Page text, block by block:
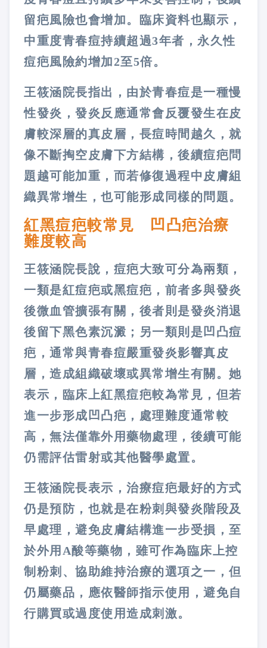
留疤風險也會增加。臨床資料也顯示，
中重度青春痘持續超過3年者，永久性
痘疤風險約增加2至5倍。
王筱涵院長指出，由於青春痘是一種慢
性發炎，發炎反應通常會反覆發生在皮
膚較深層的真皮層，長痘時間越久，就
像不斷掏空皮膚下方結構，後續痘疤問
題越可能加重，而若修復過程中皮膚組
織異常增生，也可能形成同樣的問題。
紅黑痘疤較常見 凹凸疤治療
難度較高
王筱涵院長說，痘疤大致可分為兩類，
一類是紅痘疤或黑痘疤，前者多與發炎
後微血管擴張有關，後者則是發炎消退
後留下黑色素沉澱；另一類則是凹凸痘
疤，通常與青春痘嚴重發炎影響真皮
層，造成組織破壞或異常增生有關。她
表示，臨床上紅黑痘疤較為常見，但若
進一步形成凹凸疤，處理難度通常較
高，無法僅靠外用藥物處理，後續可能
仍需評估雷射或其他醫學處置。
王筱涵院長表示，治療痘疤最好的方式
仍是預防，也就是在粉刺與發炎階段及
早處理，避免皮膚結構進一步受損，至
於外用A酸等藥物，雖可作為臨床上控
制粉刺、協助維持治療的選項之一，但
仍屬藥品，應依醫師指示使用，避免自
行購買或過度使用造成刺激。